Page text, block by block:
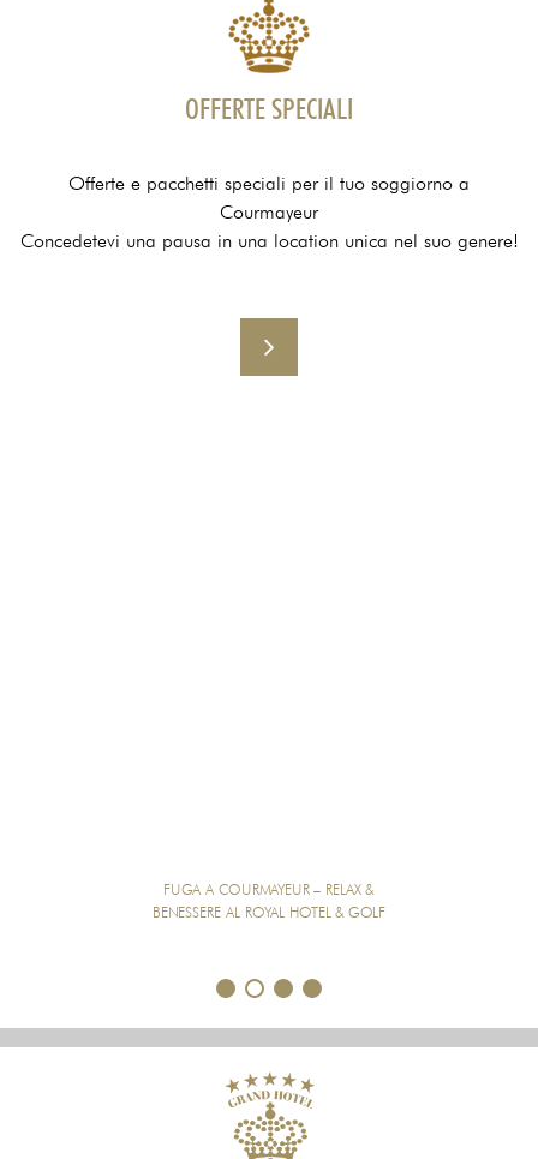
OFFERTE SPECIALI
Offerte e pacchetti speciali per il tuo soggiorno a
Courmayeur
Concedetevi una pausa in una location unica nel suo genere!
FUGA A COURMAYEUR – RELAX &
BENESSERE AL ROYAL HOTEL & GOLF
2